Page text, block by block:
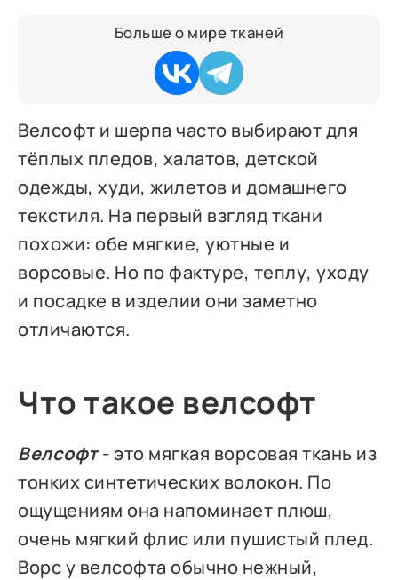
Велсофт и шерпа часто выбирают для
тёплых пледов, халатов, детской
одежды, худи, жилетов и домашнего
текстиля. На первый взгляд ткани
похожи: обе мягкие, уютные и
ворсовые. Но по фактуре, теплу, уходу
и посадке в изделии они заметно
отличаются.
Что такое велсофт
Велсофт - это мягкая ворсовая ткань из
тонких синтетических волокон. По
ощущениям она напоминает плюш,
очень мягкий флис или пушистый плед.
Ворс у велсофта обычно нежный,
Больше о мире тканей